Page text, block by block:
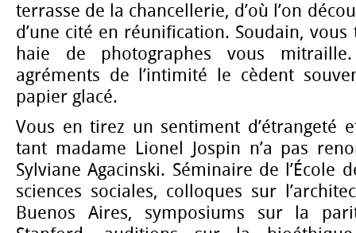
terrasse de la chancellerie, d’où l’on
d’une cité en réunification. Soudain,
haie de photographes vous
agréments de l’intimité le cèdent
papier glacé.
Vous en tirez un sentiment d’étrangeté
tant madame Lionel Jospin n’a pas
Sylviane Agacinski. Séminaire de l’École
sciences sociales, colloques sur
Buenos Aires, symposiums sur la